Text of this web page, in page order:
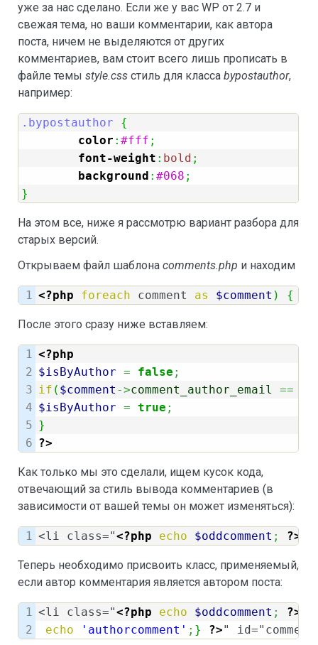
уже за нас сделано. Если же у вас WP от 2.7 и
свежая тема, но ваши комментарии, как автора
поста, ничем не выделяются от других
комментариев, вам стоит всего лишь прописать в
файле темы style.css стиль для класса bypostauthor,
например:
.bypostauthor
{
color : #fff ;
font-weight : bold ;
background : #068 ;
}
На этом все, ниже я рассмотрю вариант разбора для
старых версий.
Открываем файл шаблона comments.php и находим
<?php foreach comment as $comment ) {
После этого сразу ниже вставляем:
1
2
3
4
5
<?php
$isByAuthor = false ;
if ( $comment ->comment_author_email ==
$isByAuthor = true ;
}
?>
Как только мы это сделали, ищем кусок кода,
отвечающий за стиль вывода комментариев (в
зависимости от вашей темы он может изменяться):
<li class="<?php echo $oddcomment ; ?>
Теперь необходимо присвоить класс, применяемый,
если автор комментария является автором поста:
1 <li class="<?php echo $oddcomment ; ?>
echo
'authorcomment' ; } ?>"